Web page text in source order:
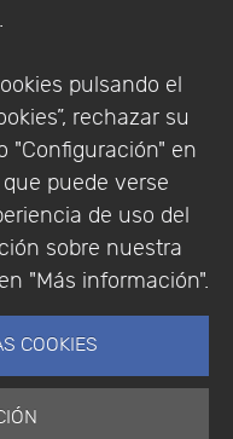
pulsando el
rechazar su
"Configuración" en
puede verse
de uso del
sobre nuestra
"Más información".
COOKIES
de Privacidad |
Software